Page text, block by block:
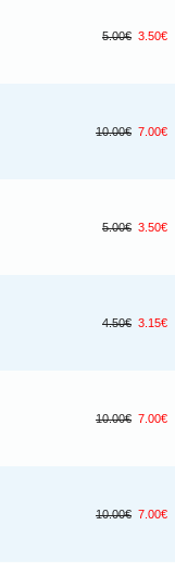
5.00€ 3.50€
10.00€ 7.00€
5.00€ 3.50€
4.50€ 3.15€
10.00€ 7.00€
10.00€ 7.00€